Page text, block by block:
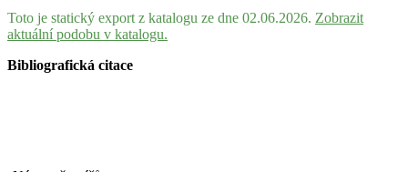
Toto je statický export z katalogu ze dne 02.06.2026. Zobrazit
aktuální podobu v katalogu.
Bibliografická citace